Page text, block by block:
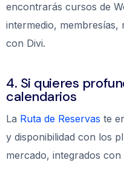
encontrarás cursos de
intermedio,
con Divi.
4. Si quieres
calendarios
La Ruta de Reservas te
y disponibilidad con los
mercado, integrados